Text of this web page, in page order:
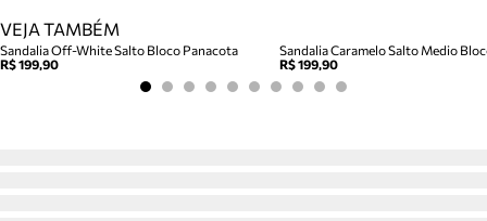
VEJA TAMBÉM
Sandalia Off-White Salto Bloco Panacota
R$ 199,90
R$ 199,90